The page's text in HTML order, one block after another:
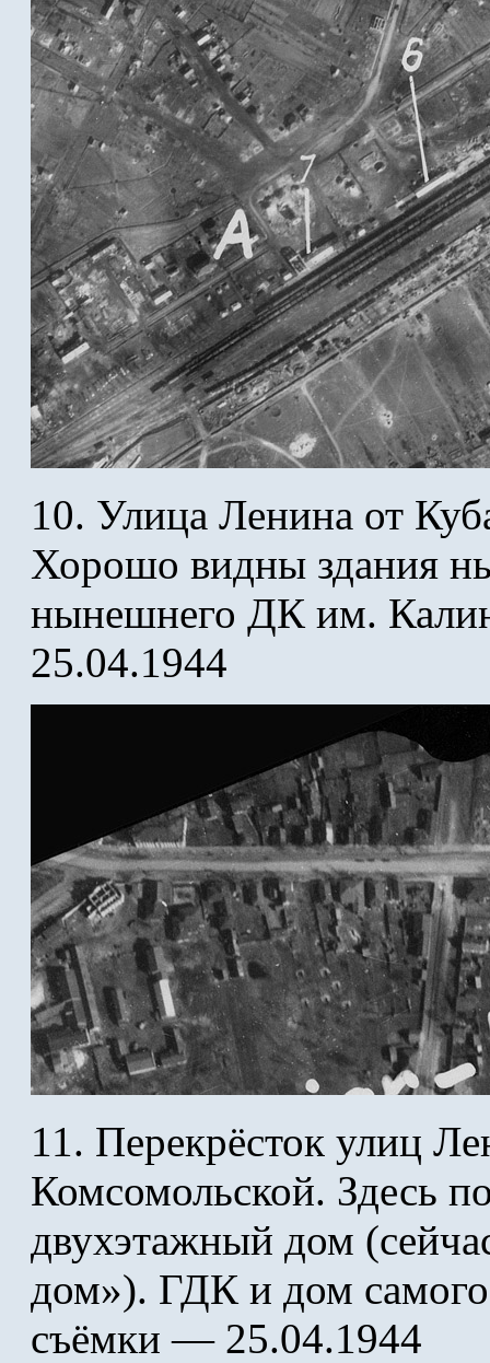
10. Улица Ленина от
Хорошо видны здания
нынешнего ДК им.
25.04.1944
11. Перекрёсток улиц
Комсомольской. Здесь
двухэтажный дом
дом»). ГДК и дом
съёмки — 25.04.1944